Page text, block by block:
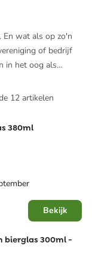
En wat als op zo'n
of bedrijf
in het oog als
voorbij op social
zijn bovendien
van een
om bierglazen
met jouw
glazen,
met
12 artikelen
380ml
Bekijk
bierglas 300ml -